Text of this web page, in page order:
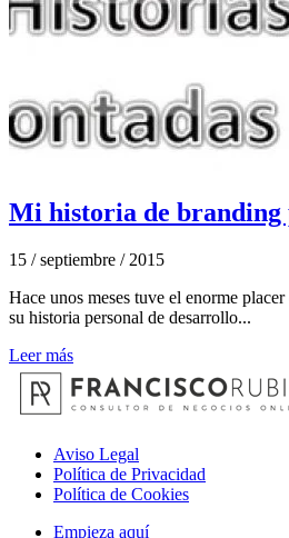
Mi historia de branding
15 / septiembre / 2015
Hace unos meses tuve el enorme
su historia personal de desarrollo...
Leer más
Aviso Legal
Política de Privacidad
Política de Cookies
Empieza aquí